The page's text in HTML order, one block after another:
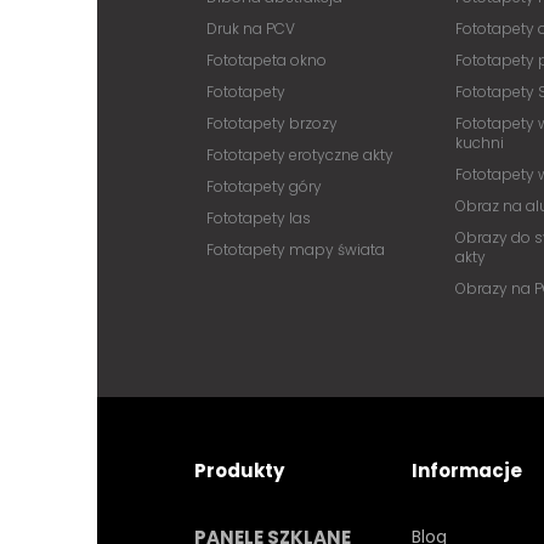
Druk na PCV
Fototapeta okno
Fototapety
Fototapety brzozy
Fototapety erotyczne akty
Fototapety góry
Fototapety las
Fototapety mapy świata
Fototapety
Fototapety
Fototapety
Fototapety
kuchni
Fototapety
Obraz na
Obrazy do
akty
Obrazy na
Produkty
PANELE SZKLANE
Informacje
Blog